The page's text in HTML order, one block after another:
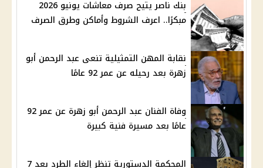
بنك ناصر يتيح صرف معاشات يونيو 2026
مبكرًا.. اعرف الشروط وأماكن وطرق الصرف
نقابة المهن التمثيلية تنعى عبد الرحمن أبو
زهرة بعد رحيله عن عمر 92 عامًا
وفاة الفنان عبد الرحمن أبو زهرة عن عمر 92
عامًا بعد مسيرة فنية كبيرة
المحكمة الدستورية تنظر إلغاء الطرد بعد 7